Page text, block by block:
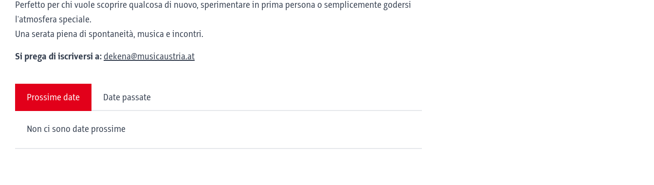
Perfetto per chi vuole scoprire qualcosa di nuovo, sperimentare in prima persona o semplicemente godersi
l'atmosfera speciale.
Una serata piena di spontaneità, musica e incontri.
Si prega di iscriversi a: dekena@musicaustria.at
Prossime date Date passate
Non ci sono date prossime